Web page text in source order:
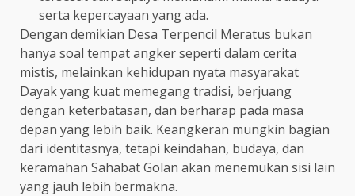
serta kepercayaan yang ada.
Dengan demikian Desa Terpencil Meratus bukan
hanya soal tempat angker seperti dalam cerita
mistis, melainkan kehidupan nyata masyarakat
Dayak yang kuat memegang tradisi, berjuang
dengan keterbatasan, dan berharap pada masa
depan yang lebih baik. Keangkeran mungkin bagian
dari identitasnya, tetapi keindahan, budaya, dan
keramahan Sahabat Golan akan menemukan sisi lain
yang jauh lebih bermakna.